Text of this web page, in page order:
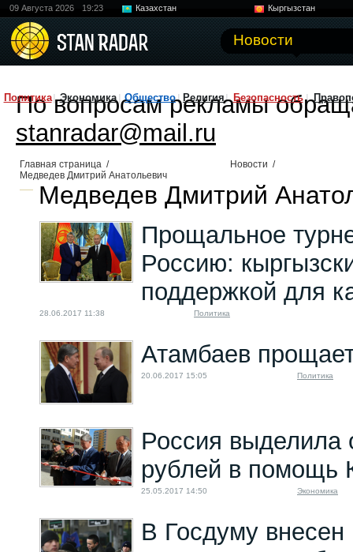
09 Августа 2026 19:23 Казахстан
Кыргызстан
Новости
Политика Экономика Общество Религия Безопасность
По вопросам рекламы
stanradar@mail.ru
Главная страница / Новости /
Медведев Дмитрий Анатольевич
Медведев Дмитрий
Прощальное
Россию:
поддержкой для
28.06.2017 11:38 Политика
Атамбаев
20.06.2017 15:05 Политика
Россия выделила
рублей в помощь
25.05.2017 14:50 Экономика
В Госдуму внесен